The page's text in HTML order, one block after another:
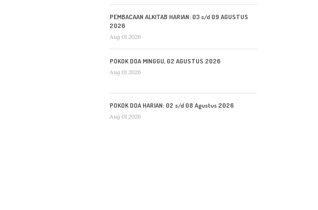
PEMBACAAN ALKITAB HARIAN: 03 s/d 09 AGUSTUS
2026
Aug 01 2026
POKOK DOA MINGGU, 02 AGUSTUS 2026
Aug 01 2026
POKOK DOA HARIAN: 02 s/d 08 Agustus 2026
Aug 01 2026